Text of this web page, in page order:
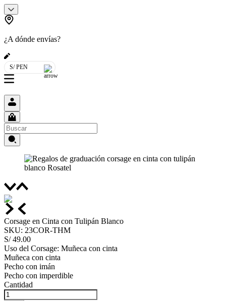
¿A dónde envías?
S/ PEN
Corsage en Cinta con Tulipán Blanco
SKU: 23COR-THM
S/ 49.00
Uso del Corsage: Muñeca con cinta
Muñeca con cinta
Pecho con imán
Pecho con imperdible
Cantidad